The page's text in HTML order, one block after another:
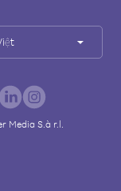
Media S.à r.l.